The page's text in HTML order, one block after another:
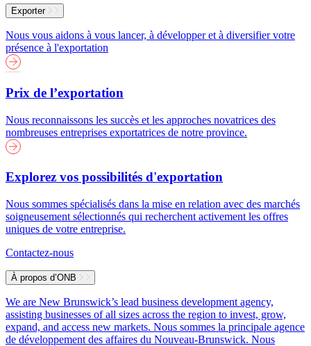
Exporter
Nous vous aidons à vous lancer, à développer et à diversifier votre
présence à l'exportation
Prix de l’exportation
Nous reconnaissons les succès et les approches novatrices des
nombreuses entreprises exportatrices de notre province.
Explorez vos possibilités d'exportation
Nous sommes spécialisés dans la mise en relation avec des marchés
soigneusement sélectionnés qui recherchent activement les offres
uniques de votre entreprise.
Contactez-nous
À propos d’ONB
We are New Brunswick’s lead business development agency,
assisting businesses of all sizes across the region to invest, grow,
expand, and access new markets. Nous sommes la principale agence
de développement des affaires du Nouveau-Brunswick. Nous